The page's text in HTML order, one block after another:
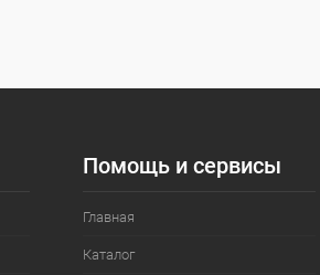
Помощь и сервисы
Главная
Каталог